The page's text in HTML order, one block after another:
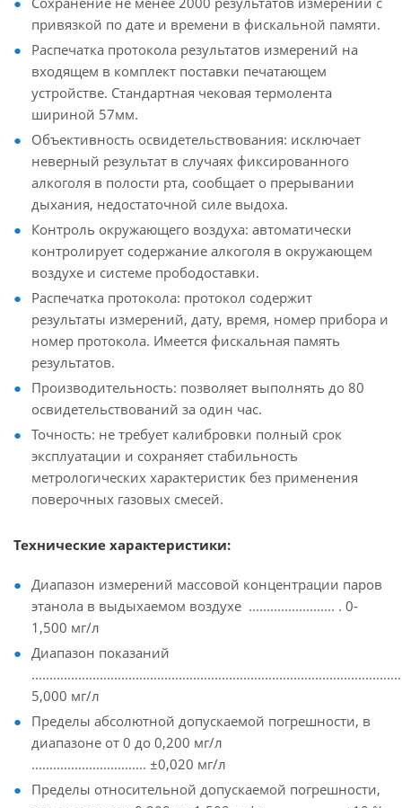
привязкой по дате и времени в фискальной памяти.
Распечатка протокола результатов измерений на
входящем в комплект поставки печатающем
устройстве. Стандартная чековая термолента
шириной 57мм.
Объективность освидетельствования: исключает
неверный результат в случаях фиксированного
алкоголя в полости рта, сообщает о прерывании
дыхания, недостаточной силе выдоха.
Контроль окружающего воздуха: автоматически
контролирует содержание алкоголя в окружающем
воздухе и системе прободоставки.
Распечатка протокола: протокол содержит
результаты измерений, дату, время, номер прибора и
номер протокола. Имеется фискальная память
результатов.
Производительность: позволяет выполнять до 80
освидетельствований за один час.
Точность: не требует калибровки полный срок
эксплуатации и сохраняет стабильность
метрологических характеристик без применения
поверочных газовых смесей.
Технические характеристики:
Диапазон измерений массовой концентрации паров
этанола в выдыхаемом воздухе ........................ . 0-
1,500 мг/л
Диапазон показаний
5,000 мг/л
Пределы абсолютной допускаемой погрешности, в
диапазоне от 0 до 0,200 мг/л
................................ ±0,020 мг/л
Пределы относительной допускаемой погрешности,